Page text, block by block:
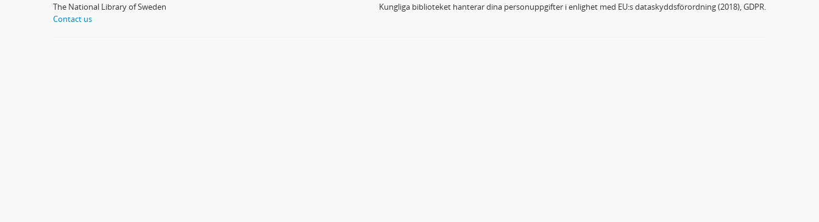
The National Library of Sweden
Contact us
Kungliga biblioteket hanterar dina personuppgifter i enlighet med EU:s dataskyddsförordning (2018), GDPR.